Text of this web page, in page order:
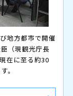
地方都市で開催
（現観光庁長
在に至る約30
。